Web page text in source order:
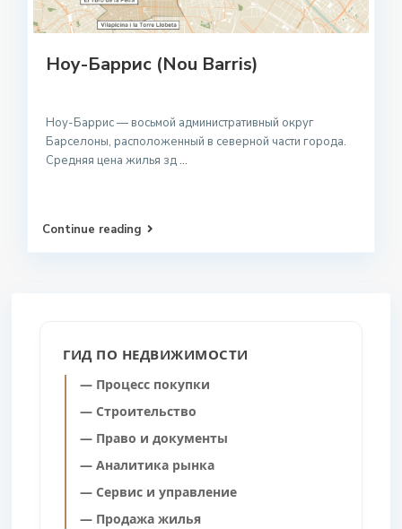
Ноу-Баррис (Nou Barris)
Ноу-Баррис — восьмой административный округ
Барселоны, расположенный в северной части города.
Средняя цена жилья зд ...
Continue reading
ГИД ПО НЕДВИЖИМОСТИ
— Процесс покупки
— Строительство
— Право и документы
— Аналитика рынка
— Сервис и управление
— Продажа жилья